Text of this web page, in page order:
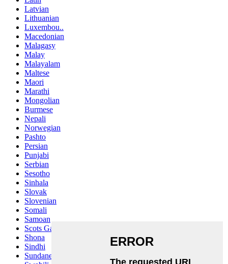
Latvian
Lithuanian
Luxembou..
Macedonian
Malagasy
Malay
Malayalam
Maltese
Maori
Marathi
Mongolian
Burmese
Nepali
Norwegian
Pashto
Persian
Punjabi
Serbian
Sesotho
Sinhala
Slovak
Slovenian
Somali
Samoan
Scots Gaelic
Shona
Sindhi
Sundanese